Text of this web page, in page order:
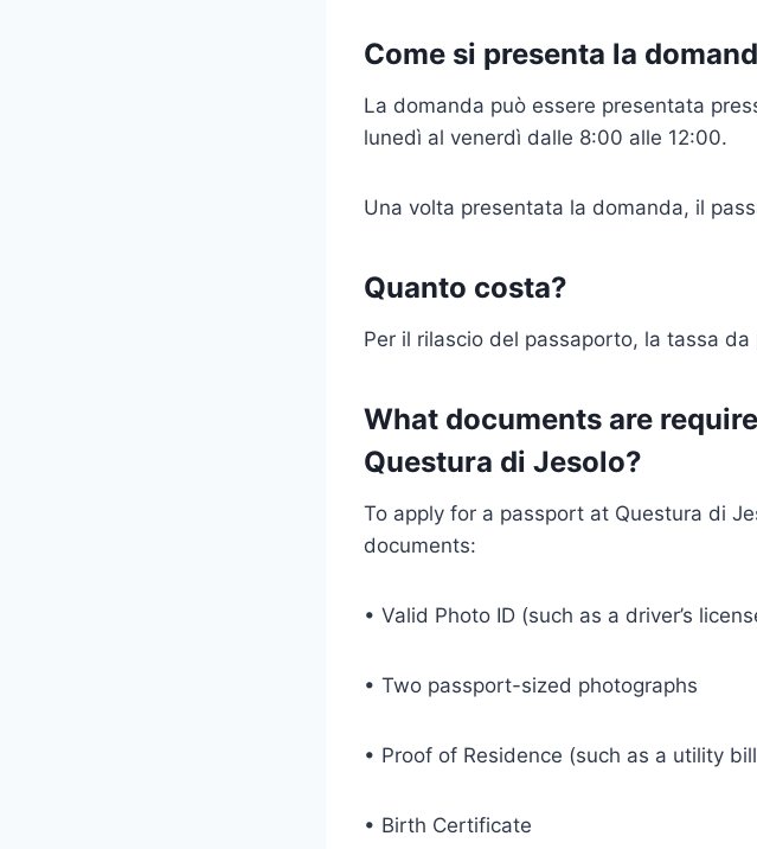
Come si presenta la
La domanda può essere presentata
lunedì al venerdì dalle 8:00 alle 12:00.
Una volta presentata la domanda, il
Quanto costa?
Per il rilascio del passaporto, la tassa
What documents are
Questura di Jesolo?
To apply for a passport at Questura di
documents:
• Valid Photo ID (such as a driver’s
• Two passport-sized photographs
• Proof of Residence (such as a utility
• Birth Certificate